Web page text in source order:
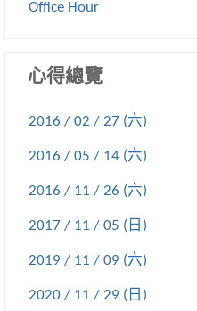
Office Hour
心得總覽
2016 / 02 / 27 (六)
2016 / 05 / 14 (六)
2016 / 11 / 26 (六)
2017 / 11 / 05 (日)
2019 / 11 / 09 (六)
2020 / 11 / 29 (日)